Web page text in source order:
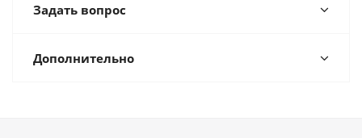
Задать вопрос
Дополнительно